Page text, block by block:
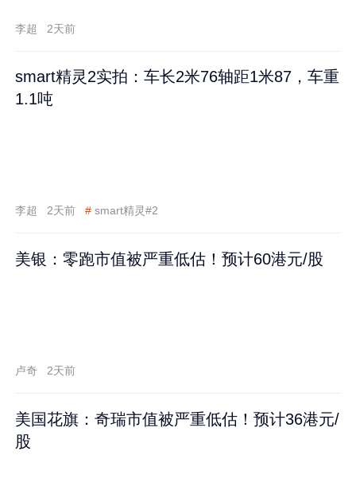
李超 2天前
smart精灵2实拍：车长2米76轴距1米87，车重
1.1吨
李超 2天前 # smart精灵#2
美银：零跑市值被严重低估！预计60港元/股
卢奇 2天前
美国花旗：奇瑞市值被严重低估！预计36港元/
股